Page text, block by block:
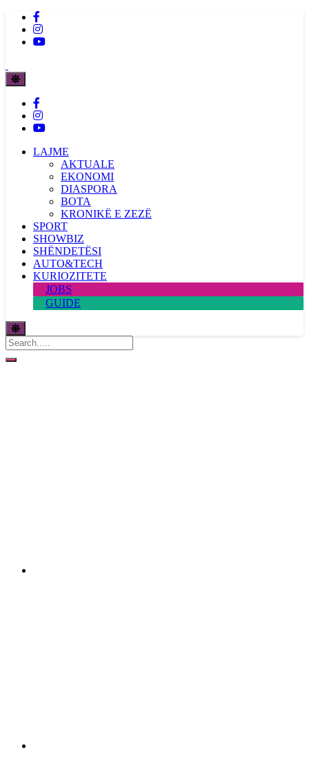
LAJME
AKTUALE
EKONOMI
DIASPORA
BOTA
KRONIKË E ZEZË
SPORT
SHOWBIZ
SHËNDETËSI
AUTO&TECH
KURIOZITETE
JOBS
GUIDE